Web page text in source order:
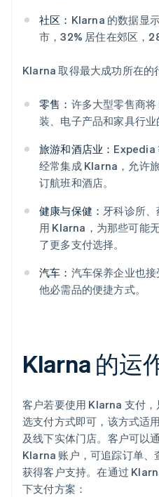
社区： Klarna 的数据显
市，32% 居住在郊区，
Klarna 取得最大成功所在的
零售： 许多大型零售商
装、电子产品和家具行业
旅游和酒店业： Expedia
经常集成 Klarna，允许
订航班和酒店。
健康与保健： 牙科诊所
用 Klarna，为那些可能
了更多支付选择。
汽车： 汽车保养企业也
他必需品的便捷方式。
Klarna 的运
客户若要使用 Klarna 支付
选支付方式即可，该方式适
及线下实体门店。客户可以
Klarna 账户，可追踪订单、
获得客户支持。在通过
下支付方案：